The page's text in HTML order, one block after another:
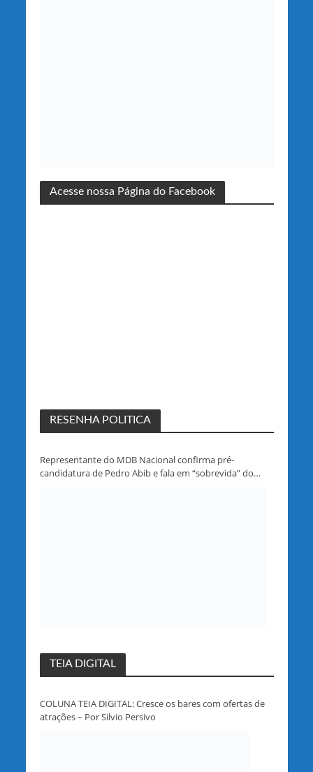
Acesse nossa Página do Facebook
RESENHA POLITICA
Representante do MDB Nacional confirma pré-
candidatura de Pedro Abib e fala em “sobrevida” do
TEIA DIGITAL
COLUNA TEIA DIGITAL: Cresce os bares com ofertas de
atrações – Por Silvio Persivo